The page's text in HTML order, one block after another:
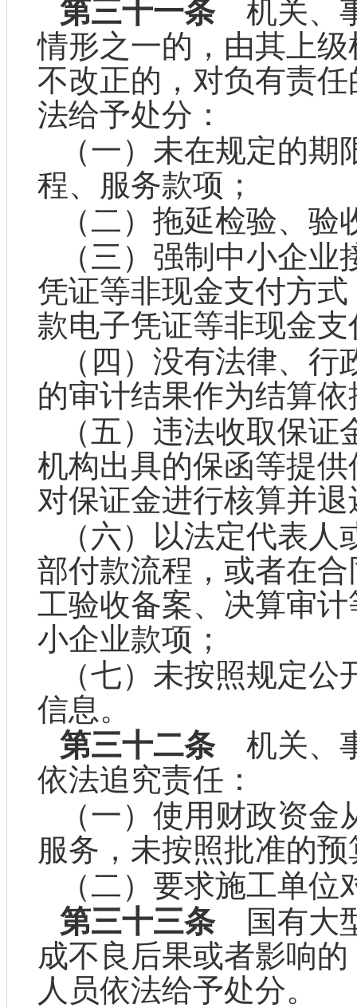
第三十一条机关、事
情形之一的，由其上
不改正的，对负有责
法给予处分：
（一）未在规定的
程、服务款项；
（二）拖延检验、验
（三）强制中小企
凭证等非现金支付方
款电子凭证等非现金
（四）没有法律、
的审计结果作为结算依
（五）违法收取保
机构出具的保函等提
对保证金进行核算并退
（六）以法定代表
部付款流程，或者在
工验收备案、决算审
小企业款项；
（七）未按照规定
信息。
第三十二条机关、事
依法追究责任：
（一）使用财政资
服务，未按照批准的
（二）要求施工单
第三十三条国有大型
成不良后果或者影响
人员依法给予处分。